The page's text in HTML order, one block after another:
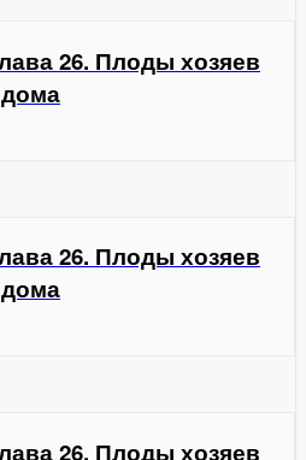
26. Плоды хозяев
26. Плоды хозяев
26. Плоды хозяев